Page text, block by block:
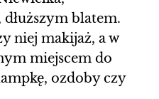
blatem.
niej makijaż, a w
miejscem do
ozdoby czy